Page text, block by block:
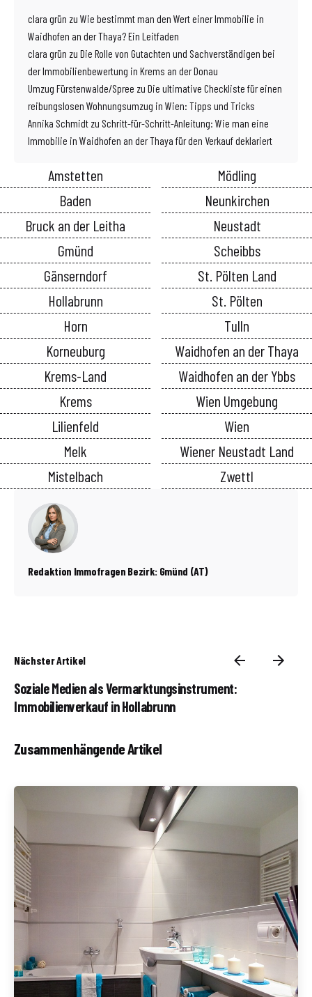
clara grün zu Wie bestimmt man den Wert einer Immobilie in
Waidhofen an der Thaya? Ein Leitfaden
clara grün zu Die Rolle von Gutachten und Sachverständigen bei
der Immobilienbewertung in Krems an der Donau
Umzug Fürstenwalde/Spree zu Die ultimative Checkliste für einen
reibungslosen Wohnungsumzug in Wien: Tipps und Tricks
Annika Schmidt zu Schritt-für-Schritt-Anleitung: Wie man eine
Immobilie in Waidhofen an der Thaya für den Verkauf deklariert
Amstetten
Baden
Bruck an der Leitha
Gmünd
Gänserndorf
Hollabrunn
Horn
Korneuburg
Krems-Land
Krems
Lilienfeld
Melk
Mistelbach
Mödling
Neunkirchen
Neustadt
Scheibbs
St. Pölten Land
St. Pölten
Tulln
Waidhofen an der Thaya
Waidhofen an der Ybbs
Wien Umgebung
Wien
Wiener Neustadt Land
Zwettl
Redaktion Immofragen Bezirk: Gmünd (AT)
Nächster Artikel
Soziale Medien als Vermarktungsinstrument:
Immobilienverkauf in Hollabrunn
Zusammenhängende Artikel